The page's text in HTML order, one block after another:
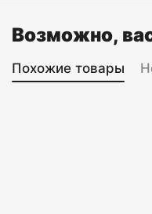
Возможно,
Похожие товары